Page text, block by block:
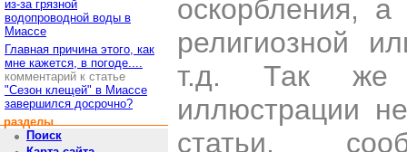
из-за грязной
водопроводной воды в
Миассе
Главная причина этого, как
мне кажется, в погоде....
комментарий к статье
"Сезон клещей" в Миассе
завершился досрочно?
разделы
Поиск
оскорбления,
религиозной
т.д. Так же
иллюстрации
статьи,